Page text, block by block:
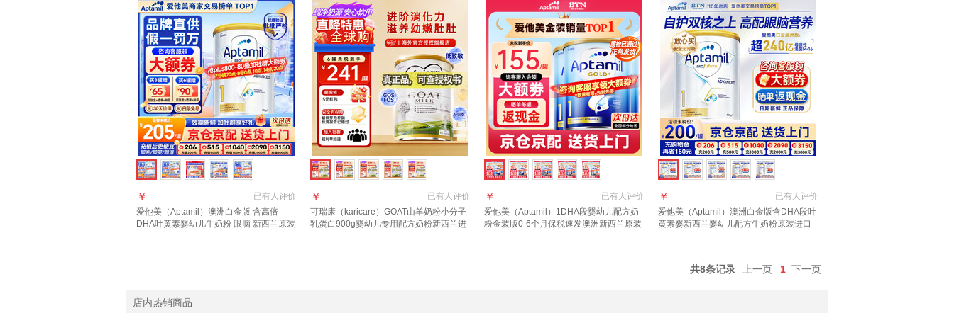
已有人评价
￥
爱他美（Aptamil）澳洲白金版 含高倍
DHA叶黄素婴幼儿牛奶粉 眼脑 新西兰原装
已有人评价
￥
可瑞康（karicare）GOAT山羊奶粉小分子
乳蛋白900g婴幼儿专用配方奶粉新西兰进
已有人评价
￥
爱他美（Aptamil）1DHA段婴幼儿配方奶
粉金装版0-6个月保税速发澳洲新西兰原装
已有人评价
￥
爱他美（Aptamil）澳洲白金版含DHA段叶
黄素婴新西兰婴幼儿配方牛奶粉原装进口
共8条记录 上一页 1 下一页
店内热销商品